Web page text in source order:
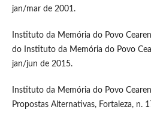
jan/mar de 2001.
Instituto da Memória do Povo
do Instituto da Memória do Povo
jan/jun de 2015.
Instituto da Memória do Povo
Propostas Alternativas, Fortaleza, n.